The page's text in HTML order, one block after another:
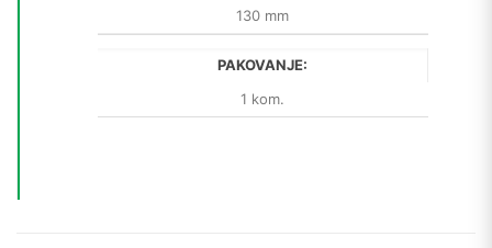
130 mm
PAKOVANJE:
1 kom.